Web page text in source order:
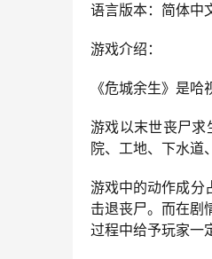
语言版本：简体中
游戏介绍：
《危城余生》是
游戏以末世丧尸
院、工地、下水道
游戏中的动作成分
击退丧尸。而在剧
过程中给予玩家一